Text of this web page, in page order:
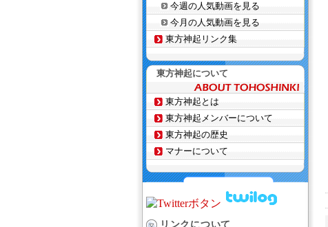
今週の人気動画を見る
今月の人気動画を見る
東方神起リンク集
東方神起について
東方神起とは
東方神起メンバーについて
東方神起の歴史
マナーについて
リンクについて